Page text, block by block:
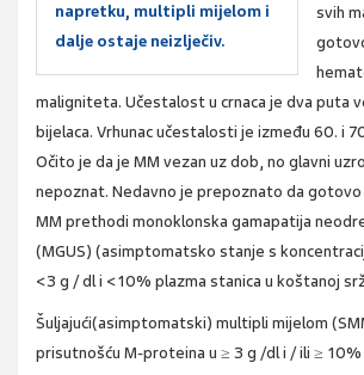
napretku, multipli mijelom i
dalje ostaje neizlječiv.
svih
maligniteta. Učestalost u crnaca je dva puta
bijelaca. Vrhunac učestalosti je između 60. i
Očito je da je MM vezan uz dob, no glavni
nepoznat. Nedavno je prepoznato da gotovo
MM prethodi monoklonska gamapatija
(MGUS) (asimptomatsko stanje s
<3 g / dl i <10% plazma stanica u koštanoj
Šuljajući(asimptomatski) multipli mijelom
prisutnošću M-proteina u ≥ 3 g /dl i / ili ≥ 10%